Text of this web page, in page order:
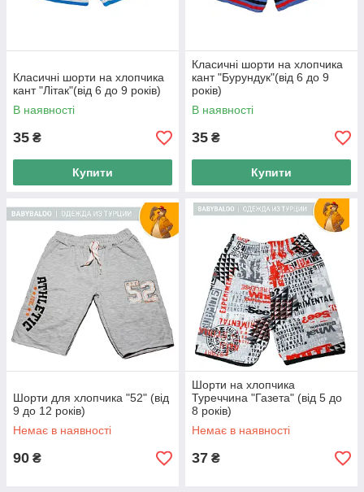
Класичні шорти на хлопчика
кант "Літак"(від 6 до 9 років)
В наявності
35 ₴
Купити
Класичні шорти на хлопчика
кант "Бурундук"(від 6 до 9
років)
В наявності
35 ₴
Купити
Шорти для хлопчика "52" (від
9 до 12 років)
Немає в наявності
90 ₴
Шорти на хлопчика
Туреччина "Газета" (від 5 до
8 років)
Немає в наявності
37 ₴